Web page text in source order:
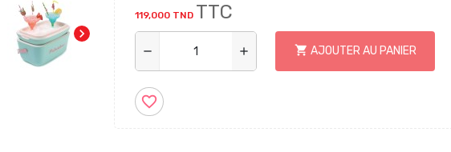
chevron_right
119,000 TND TTC
remove add shopping_cart AJOUTER AU PANIER
favorite_border